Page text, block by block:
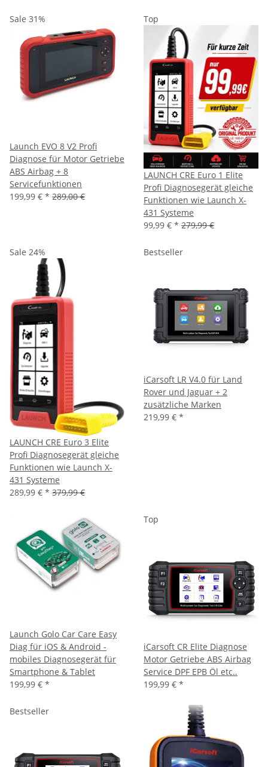
Sale 31%
Launch EVO 8 V2 Profi
Diagnose für Motor Getriebe
ABS Airbag + 8
Servicefunktionen
199,99 € * 289,00 €
Top
LAUNCH CRE Euro 1 Elite
Profi Diagnosegerät gleiche
Funktionen wie Launch X-
431 Systeme
99,99 € * 279,99 €
Sale 24%
LAUNCH CRE Euro 3 Elite
Profi Diagnosegerät gleiche
Funktionen wie Launch X-
431 Systeme
289,99 € * 379,99 €
Bestseller
iCarsoft LR V4.0 für Land
Rover und Jaguar + 2
zusätzliche Marken
219,99 € *
Launch Golo Car Care Easy
Diag für iOS & Android -
mobiles Diagnosegerät für
Smartphone & Tablet
199,99 € *
Top
iCarsoft CR Elite Diagnose
Motor Getriebe ABS Airbag
Service DPF EPB Öl etc..
199,99 € *
Bestseller